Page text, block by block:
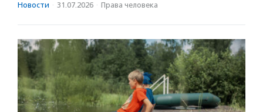
Новости · 31.07.2026 · Права человека